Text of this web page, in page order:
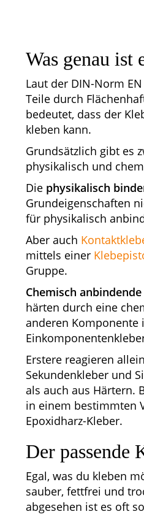
Was genau ist
Laut der DIN-Norm
Teile durch
bedeutet, dass der
kleben kann.
Grundsätzlich gibt es
physikalisch und
Die physikalisch
Grundeigenschaften
für physikalisch
Aber auch
mittels einer
Gruppe.
Chemisch
härten durch eine
anderen Komponente
Erstere reagieren
Sekundenkleber und
als auch aus Härtern.
in einem bestimmten
Epoxidharz-Kleber.
Der passende
Egal, was du kleben
sauber, fettfrei und
abgesehen ist es oft